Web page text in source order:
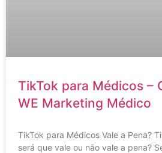
TikTok para Médicos –
WE Marketing Médico
TikTok para Médicos Vale a Pena?
será que vale ou não vale a pena?